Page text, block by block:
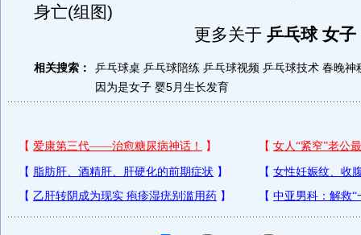
身亡(组图)
更多关于 乒乓球 女子
相关搜索： 乒乓球桌 乒乓球陪练 乒乓球视频 乒乓球技术 春晚神
因为是女子 婴5月生长发育